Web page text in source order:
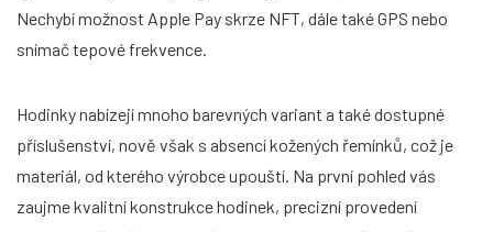
Nechybí možnost Apple Pay skrze NFT, dále také GPS nebo
snímač tepové frekvence.
Hodinky nabízejí mnoho barevných variant a také dostupné
příslušenství, nově však s absencí kožených řemínků, což je
materiál, od kterého výrobce upouští. Na první pohled vás
zaujme kvalitní konstrukce hodinek, precizní provedení